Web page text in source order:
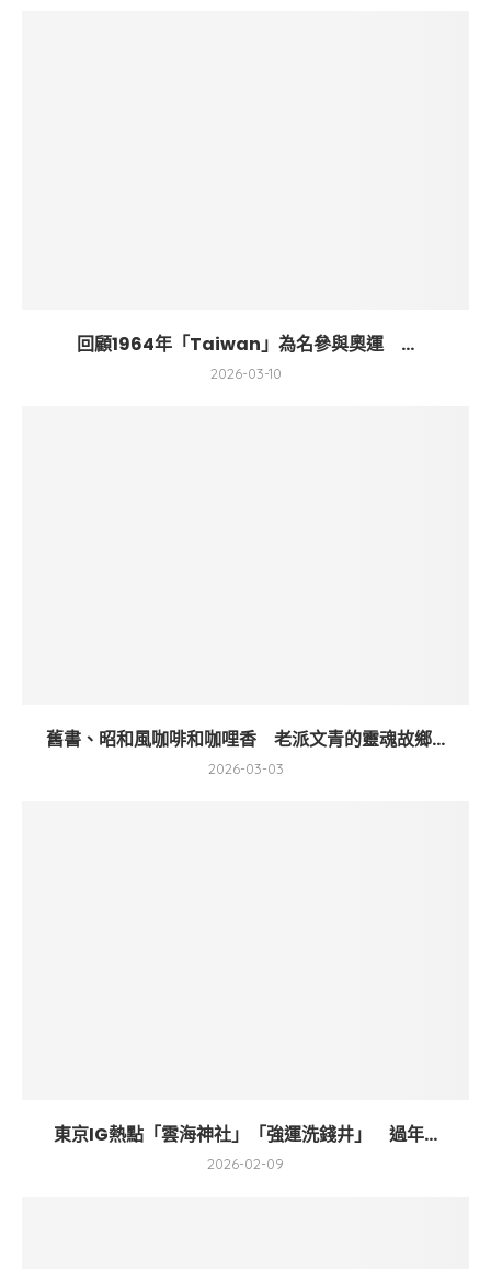
回顧1964年「Taiwan」為名參與奧運 ...
2026-03-10
舊書、昭和風咖啡和咖哩香 老派文青的靈魂故鄉...
2026-03-03
東京IG熱點「雲海神社」「強運洗錢井」 過年...
2026-02-09